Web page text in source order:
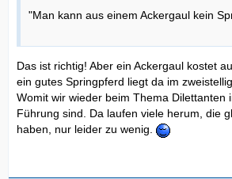
"Man kann aus einem Ackergaul kein
Das ist richtig! Aber ein Ackergaul kostet
ein gutes Springpferd liegt da im
Womit wir wieder beim Thema Dilettanten
Führung sind. Da laufen viele herum, die
haben, nur leider zu wenig.